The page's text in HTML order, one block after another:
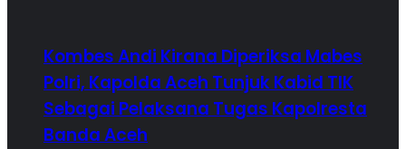
Kombes Andi Kirana Diperiksa Mabes
Polri, Kapolda Aceh Tunjuk Kabid TIK
Sebagai Pelaksana Tugas Kapolresta
Banda Aceh